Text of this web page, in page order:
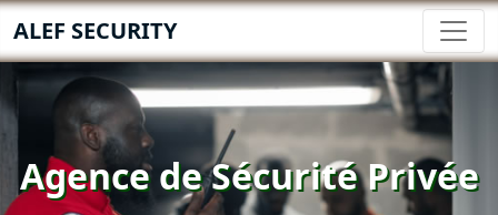
ALEF SECURITY
Agence de Sécurité Privée